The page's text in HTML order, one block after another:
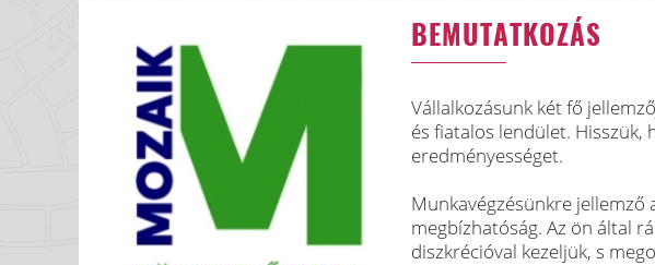
BEMUTATKOZÁS
Vállalkozásunk két fő
és fiatalos lendület. Hisszük,
eredményességet.
Munkavégzésünkre jellemző
megbízhatóság. Az ön által
diszkrécióval kezeljük, s